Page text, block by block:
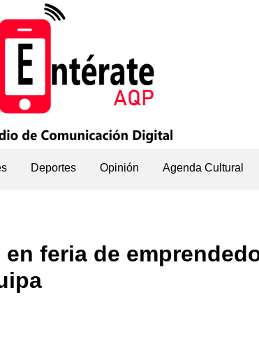
Deportes Opinión Agenda Cultural
feria de